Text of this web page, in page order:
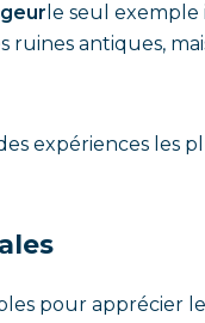
le seul
antiques,
expériences les
pour apprécier